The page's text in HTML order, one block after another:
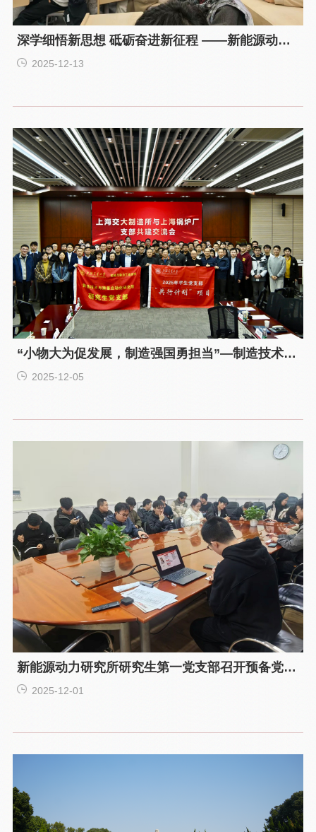
深学细悟新思想 砥砺奋进新征程 ——新能源动力
研究所研究生第一党支部关于专题党课 学习习近
2025-12-13
“小物大为促发展，制造强国勇担当”—制造技术与
装备自动化研究所研究生党支部与上海锅炉厂有限
2025-12-05
新能源动力研究所研究生第一党支部召开预备党员
接收大会
2025-12-01